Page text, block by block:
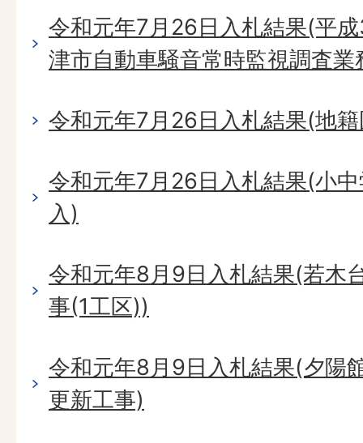
令和元年7月26日入札結果(平
津市自動車騒音常時監視調査業
令和元年7月26日入札結果(地
令和元年7月26日入札結果(小
入)
令和元年8月9日入札結果(若木
事(1工区))
令和元年8月9日入札結果(夕陽
更新工事)